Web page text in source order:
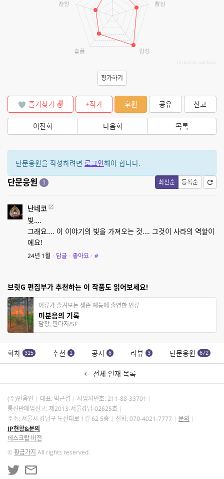
참신
감성
슬픔
잔인
JS chart by amCharts
평가하기
즐겨찾기 +작가 후원 공유 신고
이전회 다음회 목록
단문응원을 작성하려면 로그인해야 합니다.
최신순 등록순
단문응원 1
난네코
빛….
그래요…. 이 이야기의 빛을 가져오는 것…. 그것이 사라의 역할이
에요!
24년 1월 · 답글 · 좋아요 · #
브릿G 편집부가 추천하는 이 작품도 읽어보세요!
어류가 즐겨보는 생존 예능에 출연한 인류
미분음의 기록
담장, 판타지/SF
회차 315 추천 1 공지 6 리뷰 3 단문응원 672
← 전체 연재 목록
(주)민음인 대표: 박근섭 사업자번호: 211-88-33701
통신판매업신고: 제2013-서울강남-02625호
주소: 서울시 강남구 도산대로 1길 62 5층
전화: 070-4021-7777
문의
IP현황&문의
데스크탑 버전
©황금가지 All rights reserved.